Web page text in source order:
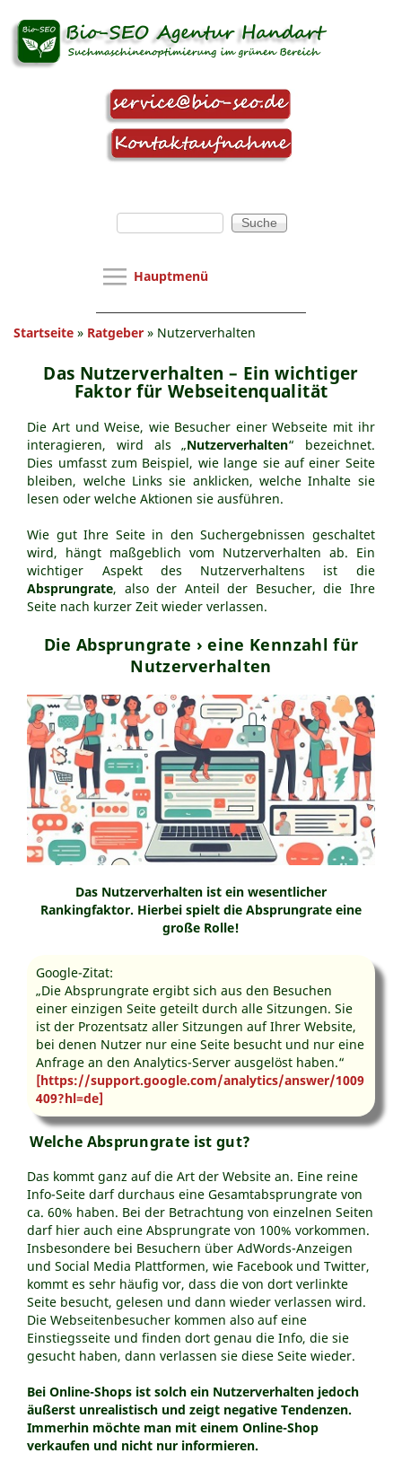
Direkt zum Inhalt
Suchformular
Hauptmenü
Hauptmenü
Webseitenoptimierung
SEO-Beratung
Webseitenanalyse
Webseitenerstellung
SEO-Tipps
Ratgeber
Was ist KI-SEO?
llms.txt-Datei - KI-SEO
Marketingpsychologie
Barrierefreie Webseiten
Interne Verlinkungen
Nutzerverhalten
Homepage selber machen
Online-Shop Gründung
Redaktionelles SEO
Wie arbeiten Suchmaschinen?
Über uns
Startseite » Ratgeber » Nutzerverhalten
Das Nutzerverhalten – Ein wichtiger
Faktor für Webseitenqualität
Die Art und Weise, wie Besucher einer Webseite mit ihr
interagieren, wird als „Nutzerverhalten“ bezeichnet.
Dies umfasst zum Beispiel, wie lange sie auf einer Seite
bleiben, welche Links sie anklicken, welche Inhalte sie
lesen oder welche Aktionen sie ausführen.
Wie gut Ihre Seite in den Suchergebnissen geschaltet
wird, hängt maßgeblich vom Nutzerverhalten ab. Ein
wichtiger Aspekt des Nutzerverhaltens ist die
Absprungrate, also der Anteil der Besucher, die Ihre
Seite nach kurzer Zeit wieder verlassen.
Die Absprungrate › eine Kennzahl für
Nutzerverhalten
Das Nutzerverhalten ist ein wesentlicher
Rankingfaktor. Hierbei spielt die Absprungrate eine
große Rolle!
Google-Zitat:
„Die Absprungrate ergibt sich aus den Besuchen
einer einzigen Seite geteilt durch alle Sitzungen. Sie
ist der Prozentsatz aller Sitzungen auf Ihrer Website,
bei denen Nutzer nur eine Seite besucht und nur eine
Anfrage an den Analytics-Server ausgelöst haben.“
[https://support.google.com/analytics/answer/1009
409?hl=de]
Welche Absprungrate ist gut?
Das kommt ganz auf die Art der Website an. Eine reine
Info-Seite darf durchaus eine Gesamtabsprungrate von
ca. 60% haben. Bei der Betrachtung von einzelnen Seiten
darf hier auch eine Absprungrate von 100% vorkommen.
Insbesondere bei Besuchern über AdWords-Anzeigen
und Social Media Plattformen, wie Facebook und Twitter,
kommt es sehr häufig vor, dass die von dort verlinkte
Seite besucht, gelesen und dann wieder verlassen wird.
Die Webseitenbesucher kommen also auf eine
Einstiegsseite und finden dort genau die Info, die sie
gesucht haben, dann verlassen sie diese Seite wieder.
Bei Online-Shops ist solch ein Nutzerverhalten jedoch
äußerst unrealistisch und zeigt negative Tendenzen.
Immerhin möchte man mit einem Online-Shop
verkaufen und nicht nur informieren.